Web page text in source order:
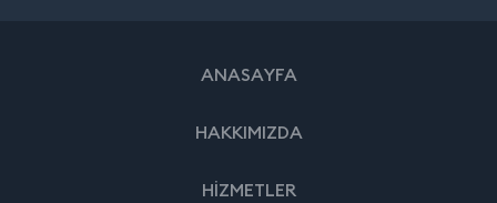
ANASAYFA
HAKKIMIZDA
HİZMETLER